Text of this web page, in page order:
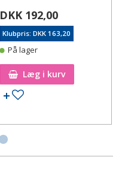
DKK 192,00
Klubpris: DKK 163,20
På lager
Læg i kurv
Tilføj til ønskeseddel